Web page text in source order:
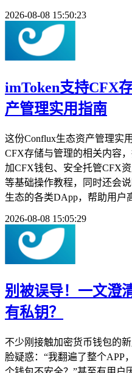
2026-08-08 15:50:23
imToken支持CFX
产管理实用指南
这份Conflux生态资产管理实
CFX存储与管理的相关内容
加CFX钱包、安全托管CFX
等基础操作教程，同时还会
生态的各类DApp，帮助用户
2026-08-08 15:05:29
别被误导！一文澄
有私钥？
不少刚接触加密货币钱包的
脸疑惑：“我翻遍了整个APP